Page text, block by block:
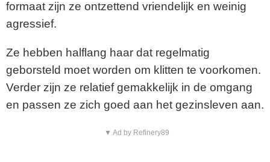
formaat zijn ze ontzettend vriendelijk en weinig
agressief.
Ze hebben halflang haar dat regelmatig
geborsteld moet worden om klitten te voorkomen.
Verder zijn ze relatief gemakkelijk in de omgang
en passen ze zich goed aan het gezinsleven aan.
▼ Ad by Refinery89